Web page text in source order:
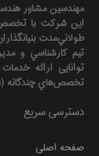
مهندسين مشاور هندسه‌ پارس، در
این شرکت با
طولاني‌مدت
تيم كارشناسي و
توانایی ارائه
تخصص‌هاي چندگانه (Multi – Disciplines) را دارد.
دسترسی سریع
صفحه اصلی